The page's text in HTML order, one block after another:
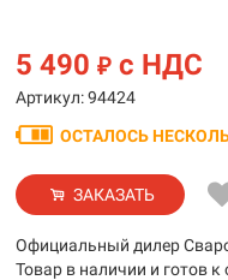
5 490 ₽ с НДС
Артикул: 94424
ОСТАЛОСЬ
ЗАКАЗАТЬ
Официальный дилер
Товар в наличии и готов к